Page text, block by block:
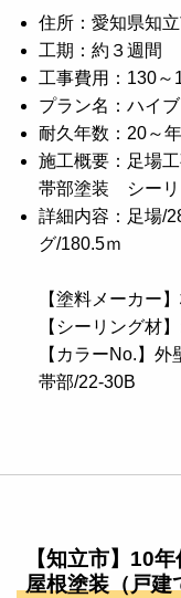
住所：愛知県知立
工期：約３週間
工事費用：130～
プラン名：ハイ
耐久年数：20～
施工概要：足場
帯部塗装 シー
詳細内容：足場
グ/180.5ｍ
【塗料メーカー
【シーリング材
【カラーNo.】
帯部/22-30B
【知立市】10
屋根塗装（戸建